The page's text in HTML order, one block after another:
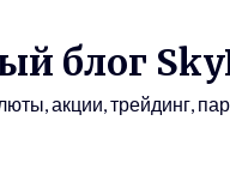
блог
акции, трейдинг,